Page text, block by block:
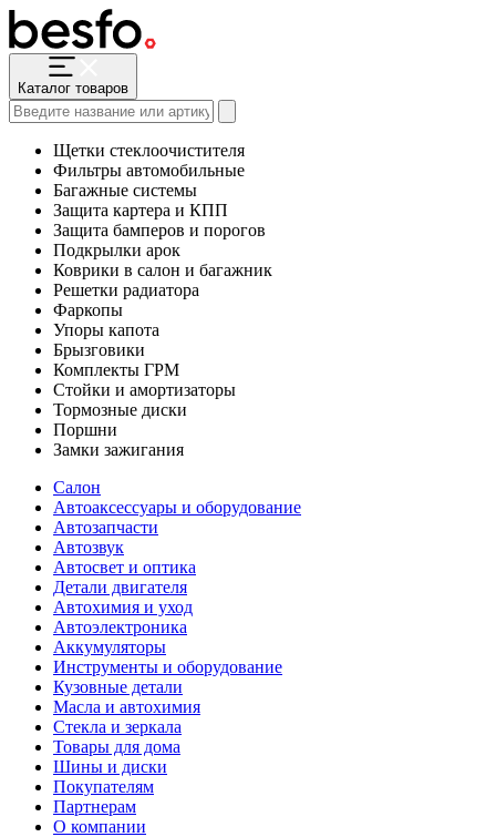
Каталог товаров
Щетки стеклоочистителя
Фильтры автомобильные
Багажные системы
Защита картера и КПП
Защита бамперов и порогов
Подкрылки арок
Коврики в салон и багажник
Решетки радиатора
Фаркопы
Упоры капота
Брызговики
Комплекты ГРМ
Стойки и амортизаторы
Тормозные диски
Поршни
Замки зажигания
Салон
Автоаксессуары и оборудование
Автозапчасти
Автозвук
Автосвет и оптика
Детали двигателя
Автохимия и уход
Автоэлектроника
Аккумуляторы
Инструменты и оборудование
Кузовные детали
Масла и автохимия
Стекла и зеркала
Товары для дома
Шины и диски
Покупателям
Партнерам
О компании